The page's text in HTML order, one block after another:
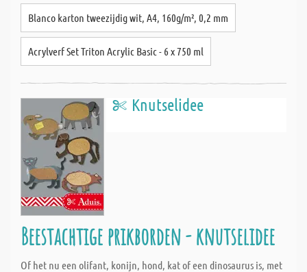
Blanco karton tweezijdig wit, A4, 160g/m², 0,2 mm
Acrylverf Set Triton Acrylic Basic - 6 x 750 ml
Knutselidee
Beestachtige prikborden - knutselidee
Of het nu een olifant, konijn, hond, kat of een dinosaurus is, met